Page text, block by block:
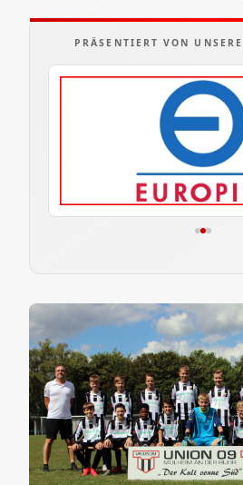
PRÄSENTIERT VON